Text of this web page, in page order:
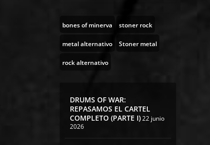
bones of minerva stoner rock
metal alternativo Stoner metal
rock alternativo
DRUMS OF WAR:
REPASAMOS EL CARTEL
COMPLETO (PARTE I)22 junio
2026